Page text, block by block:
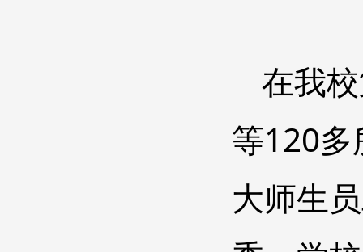
在我
等120多
大师生